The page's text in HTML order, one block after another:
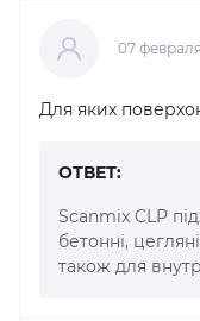
07
Для яких
ОТВЕТ:
Scanmix CLP
бетонні,
також для